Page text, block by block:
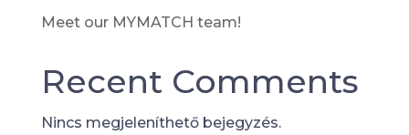
Meet our MYMATCH team!
Recent Comments
Nincs megjeleníthető bejegyzés.